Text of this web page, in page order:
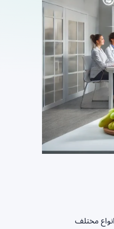
مختلف